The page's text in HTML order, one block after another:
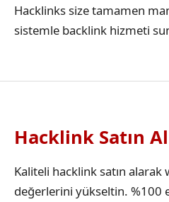
Hacklinks size tamamen
sistemle backlink hizmeti
Hacklink Satın Al
Kaliteli hacklink satın alarak
değerlerini yükseltin. %100